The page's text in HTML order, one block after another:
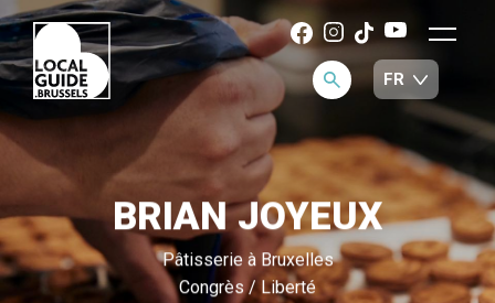
BRIAN JOYEUX
Pâtisserie à Bruxelles
Congrès / Liberté